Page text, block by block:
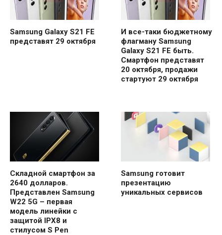
Samsung Galaxy S21 FE
представят 29 октября
И все-таки бюджетному
флагману Samsung
Galaxy S21 FE быть.
Смартфон представят
20 октября, продажи
стартуют 29 октября
Складной смартфон за
2640 долларов.
Представлен Samsung
W22 5G – первая
модель линейки с
защитой IPX8 и
стилусом S Pen
Samsung готовит
презентацию
уникальных сервисов